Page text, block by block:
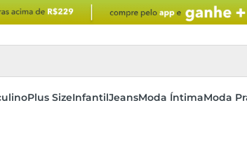
Plus SizeInfantilJeansModa ÍntimaModa